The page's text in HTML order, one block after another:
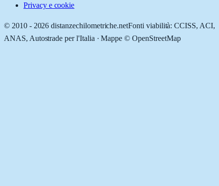
Privacy e cookie
© 2010 - 2026 distanzechilometriche.netFonti viabilità: CCISS, ACI,
ANAS, Autostrade per l'Italia · Mappe © OpenStreetMap